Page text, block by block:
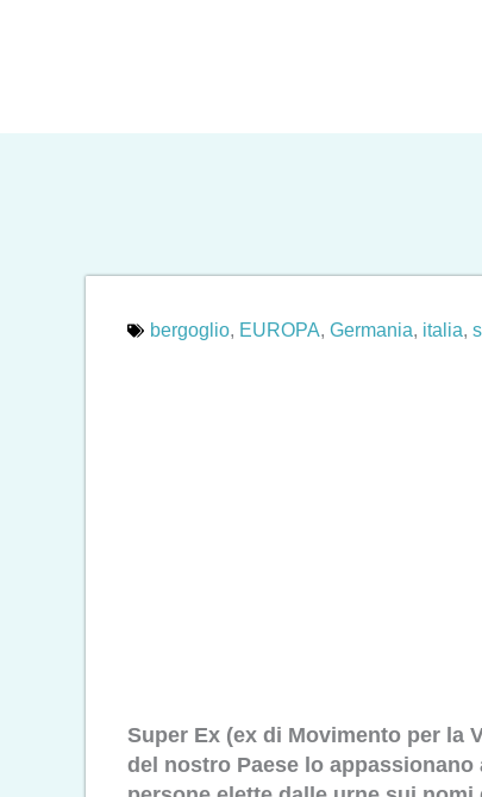
bergoglio, EUROPA, Germania, italia,
Super Ex (ex di Movimento per la
del nostro Paese lo